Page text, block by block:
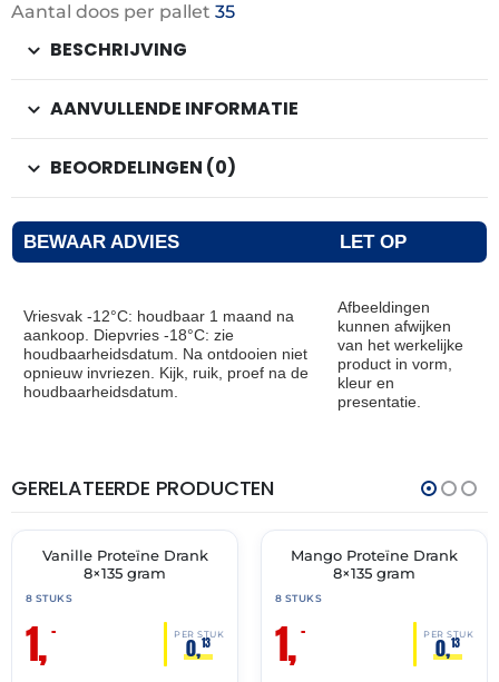
Aantal doos per pallet 35
BESCHRIJVING
AANVULLENDE INFORMATIE
BEOORDELINGEN (0)
BEWAAR ADVIES LET OP
Vriesvak -12°C: houdbaar 1 maand na
aankoop. Diepvries -18°C: zie
houdbaarheidsdatum. Na ontdooien niet
opnieuw invriezen. Kijk, ruik, proef na de
houdbaarheidsdatum.
Afbeeldingen
kunnen afwijken
van het werkelijke
product in vorm,
kleur en
presentatie.
GERELATEERDE PRODUCTEN
🔥 OP=OP
THT:
31-
Vanille Proteïne Drank
8×135 gram
8 STUKS
1,– PER STUK
0,13
🔥 OP=OP
Mango Proteïne Drank
8×135 gram
8 STUKS
1,– PER STUK
0,13